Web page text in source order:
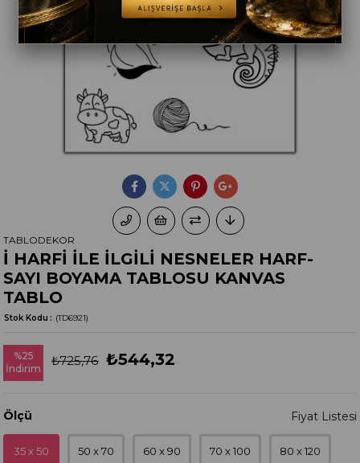
İ HARFİ İLE İLGİLİ NESNELER HARF-
SAYI BOYAMA TABLOSU KANVAS
TABLO
(TD6921)
Stok Kodu
TABLODEKOR
%25
İndirim
₺725,76 ₺544,32
Ölçü
35 x 50 50 x 70 60 x 90 70 x 100 80 x 120